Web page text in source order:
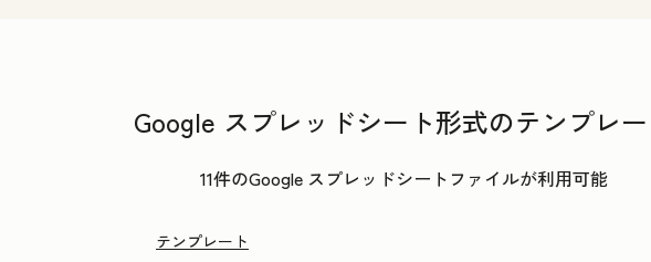
Google スプレッドシート形式のテンプレ
11件のGoogle スプレッドシートファイルが利用可能
テンプレート